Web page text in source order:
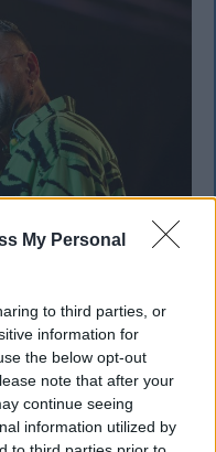
My Personal
to third parties, or
information for
the below opt-out
note that after your
continue seeing
information utilized by
miatt
kapott, és emiatt